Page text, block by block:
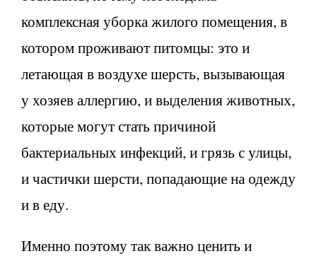
комплексная уборка жилого помещения, в
котором проживают питомцы: это и
летающая в воздухе шерсть, вызывающая
у хозяев аллергию, и выделения животных,
которые могут стать причиной
бактериальных инфекций, и грязь с улицы,
и частички шерсти, попадающие на одежду
и в еду.
Именно поэтому так важно ценить и